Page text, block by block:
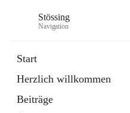
Stössing
Navigation
Start
Herzlich willkommen
Beiträge
Datei
in